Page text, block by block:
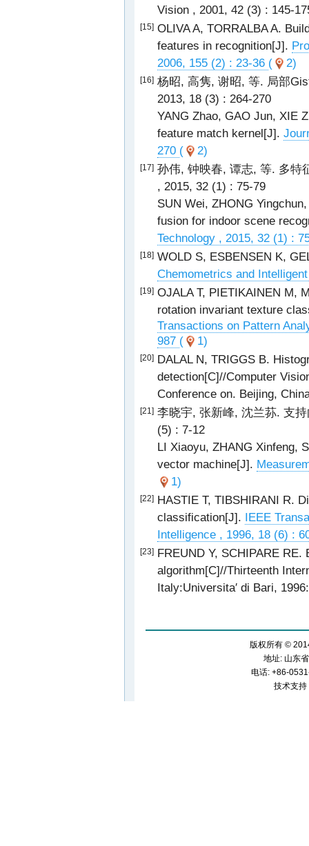
Vision , 2001, 42 (3) : 145-
[15] OLIVA A, TORRALBA A.
features in recognition[J].
2006, 155 (2) : 23-36 ( 2)
[16] 杨昭, 高隽, 谢昭, 等. 局部
2013, 18 (3) : 264-270
YANG Zhao, GAO Jun, XIE
feature match kernel[J].
270 ( 2)
[17] 孙伟, 钟映春, 谭志, 等. 多特
, 2015, 32 (1) : 75-79
SUN Wei, ZHONG
fusion for indoor scene
Technology , 2015, 32 (1) :
[18] WOLD S, ESBENSEN K,
Chemometrics and
[19] OJALA T, PIETIKAINEN M,
rotation invariant texture
Transactions on Pattern
987 ( 1)
[20] DALAL N, TRIGGS B.
detection[C]//Computer
Conference on. Beijing,
[21] 李晓宇, 张新峰, 沈兰荪. 支
(5) : 7-12
LI Xiaoyu, ZHANG Xinfeng,
vector machine[J].
1)
[22] HASTIE T, TIBSHIRANI R.
classification[J]. IEEE
Intelligence , 1996, 18 (6) :
[23] FREUND Y, SCHIPARE
algorithm[C]//Thirteenth
Italy:Universita′ di Bari,